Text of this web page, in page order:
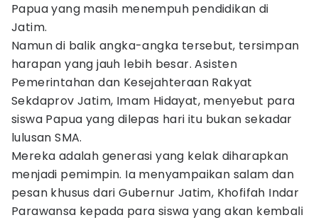
Papua yang masih menempuh pendidikan di
Jatim.
Namun di balik angka-angka tersebut, tersimpan
harapan yang jauh lebih besar. Asisten
Pemerintahan dan Kesejahteraan Rakyat
Sekdaprov Jatim, Imam Hidayat, menyebut para
siswa Papua yang dilepas hari itu bukan sekadar
lulusan SMA.
Mereka adalah generasi yang kelak diharapkan
menjadi pemimpin. Ia menyampaikan salam dan
pesan khusus dari Gubernur Jatim, Khofifah Indar
Parawansa kepada para siswa yang akan kembali